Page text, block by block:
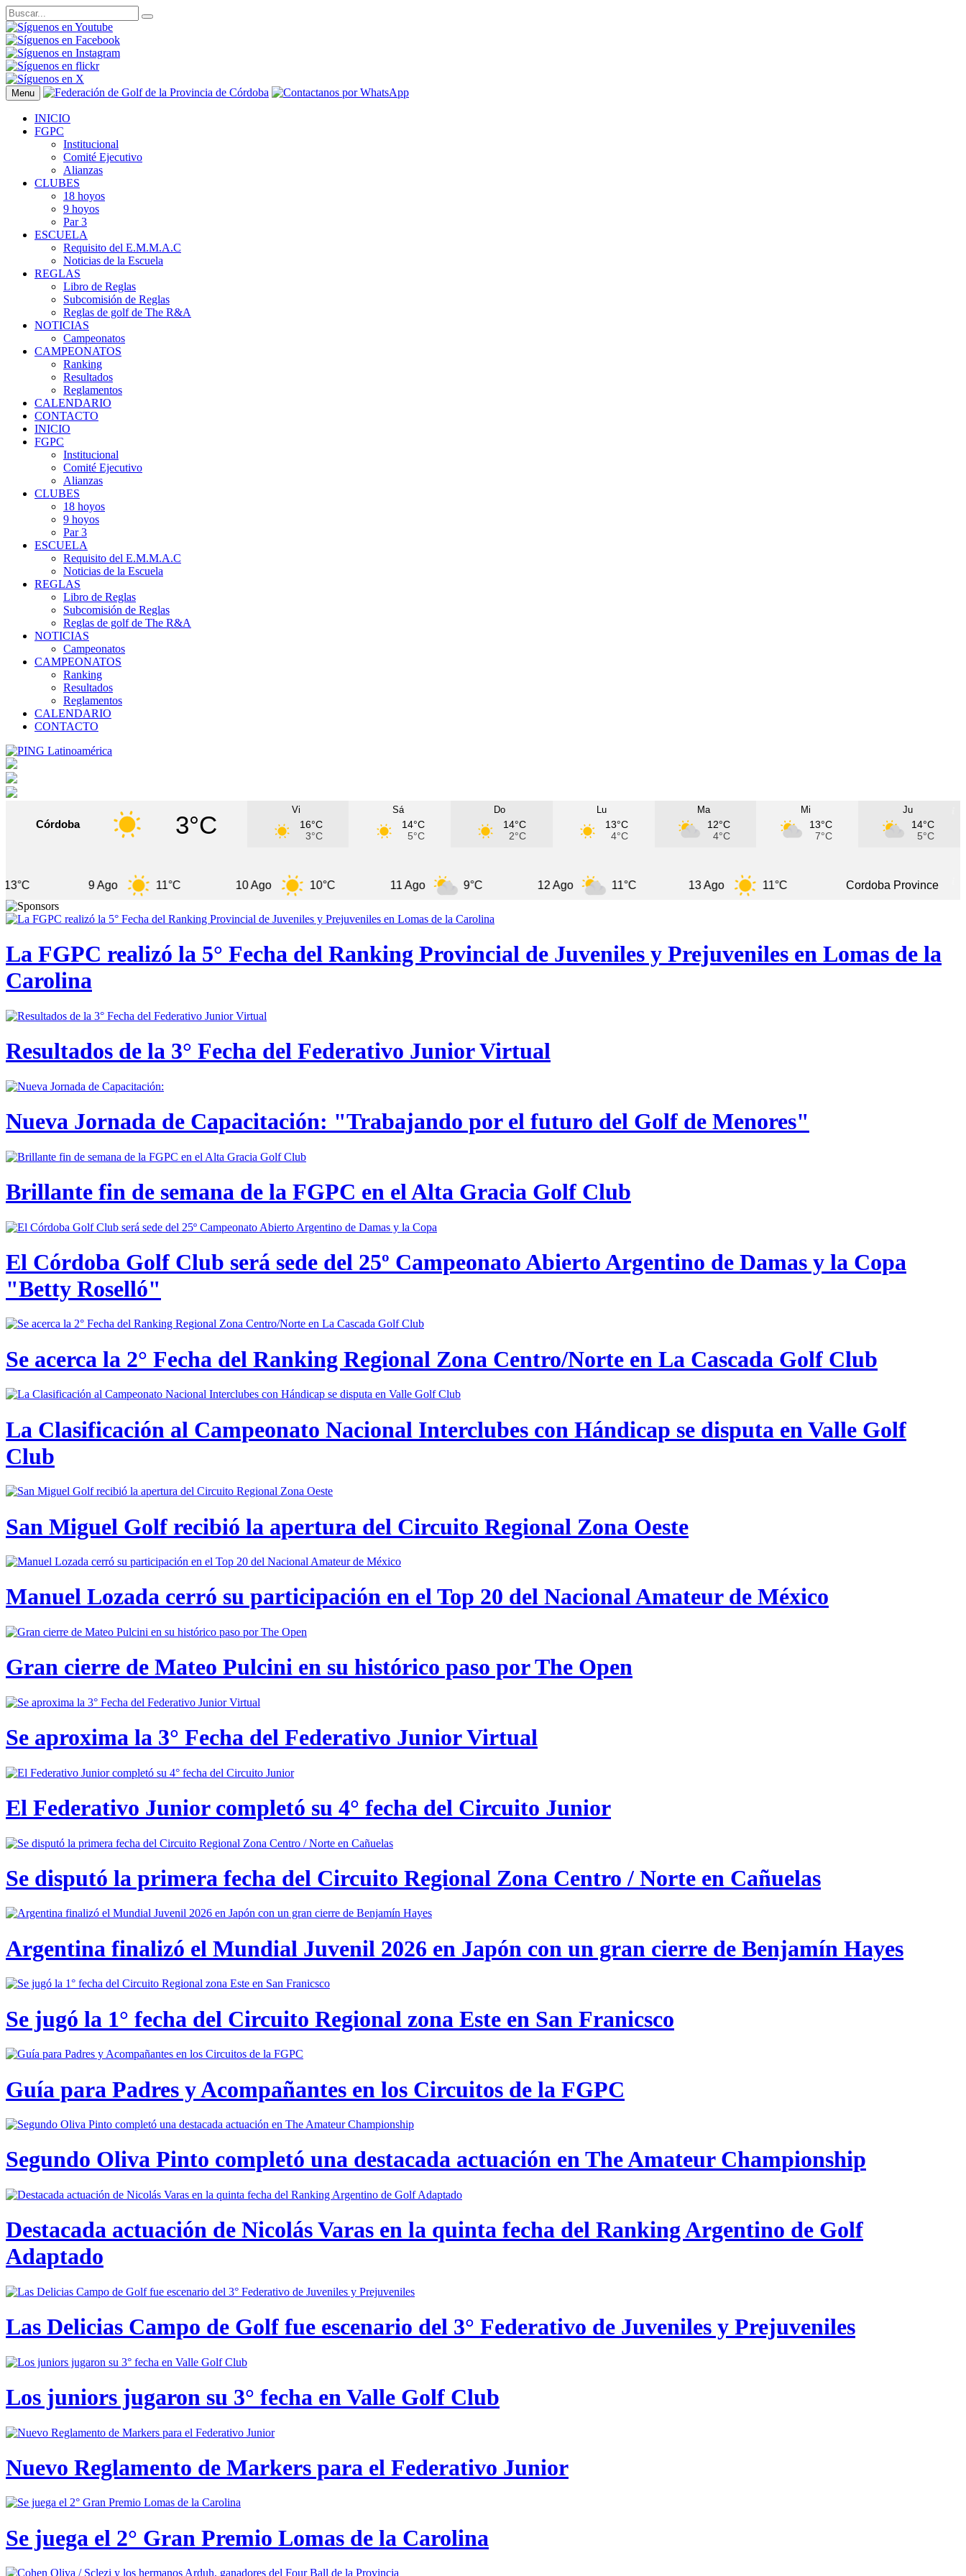
Menu
INICIO
FGPC
Institucional
Comité Ejecutivo
Alianzas
CLUBES
18 hoyos
9 hoyos
Par 3
ESCUELA
Requisito del E.M.M.A.C
Noticias de la Escuela
REGLAS
Libro de Reglas
Subcomisión de Reglas
Reglas de golf de The R&A
NOTICIAS
Campeonatos
CAMPEONATOS
Ranking
Resultados
Reglamentos
CALENDARIO
CONTACTO
INICIO
FGPC
Institucional
Comité Ejecutivo
Alianzas
CLUBES
18 hoyos
9 hoyos
Par 3
ESCUELA
Requisito del E.M.M.A.C
Noticias de la Escuela
REGLAS
Libro de Reglas
Subcomisión de Reglas
Reglas de golf de The R&A
NOTICIAS
Campeonatos
CAMPEONATOS
Ranking
Resultados
Reglamentos
CALENDARIO
CONTACTO
Córdoba 3°C
Vi
16°C
3°C
Sá
14°C
5°C
Do
14°C
2°C
Lu
13°C
4°C
Ma
12°C
4°C
Mi
13°C
7°C
Ju
14°C
5°C
11°C 10°C 9°C 11°C 11°C Cordoba Province
La FGPC realizó la 5° Fecha del Ranking Provincial de Juveniles y Prejuveniles en Lomas de la
Carolina
Resultados de la 3° Fecha del Federativo Junior Virtual
Nueva Jornada de Capacitación: "Trabajando por el futuro del Golf de Menores"
Brillante fin de semana de la FGPC en el Alta Gracia Golf Club
El Córdoba Golf Club será sede del 25º Campeonato Abierto Argentino de Damas y la Copa
"Betty Roselló"
Se acerca la 2° Fecha del Ranking Regional Zona Centro/Norte en La Cascada Golf Club
La Clasificación al Campeonato Nacional Interclubes con Hándicap se disputa en Valle Golf
Club
San Miguel Golf recibió la apertura del Circuito Regional Zona Oeste
Manuel Lozada cerró su participación en el Top 20 del Nacional Amateur de México
Gran cierre de Mateo Pulcini en su histórico paso por The Open
Se aproxima la 3° Fecha del Federativo Junior Virtual
El Federativo Junior completó su 4° fecha del Circuito Junior
Se disputó la primera fecha del Circuito Regional Zona Centro / Norte en Cañuelas
Argentina finalizó el Mundial Juvenil 2026 en Japón con un gran cierre de Benjamín Hayes
Se jugó la 1° fecha del Circuito Regional zona Este en San Franicsco
Guía para Padres y Acompañantes en los Circuitos de la FGPC
Segundo Oliva Pinto completó una destacada actuación en The Amateur Championship
Destacada actuación de Nicolás Varas en la quinta fecha del Ranking Argentino de Golf
Adaptado
Las Delicias Campo de Golf fue escenario del 3° Federativo de Juveniles y Prejuveniles
Los juniors jugaron su 3° fecha en Valle Golf Club
Nuevo Reglamento de Markers para el Federativo Junior
Se juega el 2° Gran Premio Lomas de la Carolina